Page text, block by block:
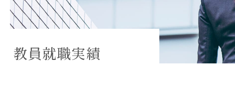
教員就職実績